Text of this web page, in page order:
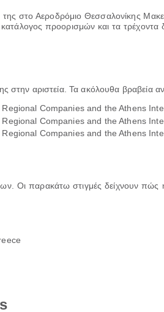
στο Αεροδρόμιο Θεσσαλονίκης
προορισμών και τα τρέχοντα
αριστεία. Τα ακόλουθα βραβεία
Companies and the Athens
Companies and the Athens
Companies and the Athens
Οι παρακάτω στιγμές δείχνουν πώς